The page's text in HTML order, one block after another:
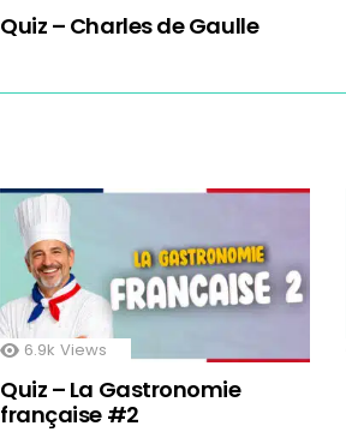
Quiz – Charles de Gaulle
6.9k Views
Quiz – La Gastronomie
française #2